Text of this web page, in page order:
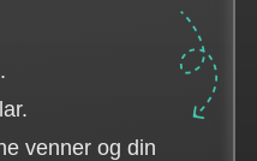
us
venner og din